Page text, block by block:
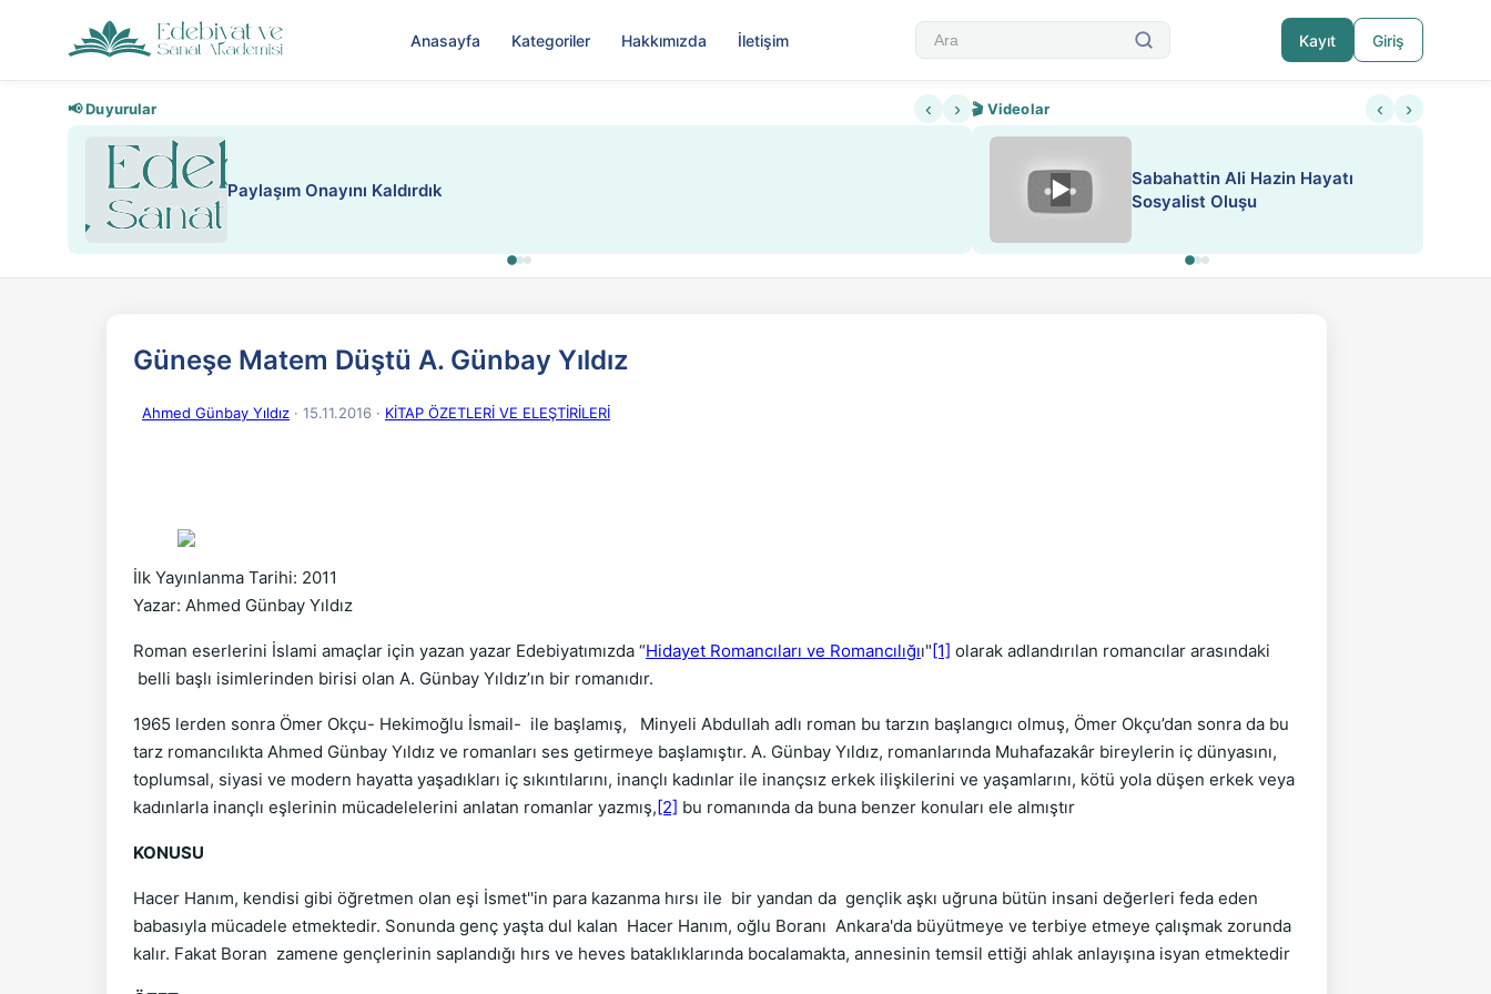
Anasayfa Kategoriler Hakkımızda İletişim Kayıt Giriş
📢 Duyurular ‹ ›
Nadir içeriklere kısıtlama ve kredi sistemi getirildi ESA 'da Sen de Paylaş
🎬 Videolar ‹ ›
▶
ATEŞ YAKMAK KONU ÖZET J.
LONDON
Güneşe Matem Düştü A. Günbay Yıldız
Ahmed Günbay Yıldız · 15.11.2016 · KİTAP ÖZETLERİ VE ELEŞTİRİLERİ
İlk Yayınlanma Tarihi: 2011
Yazar: Ahmed Günbay Yıldız
Roman eserlerini İslami amaçlar için yazan yazar Edebiyatımızda “Hidayet Romancıları ve Romancılığıı"[1] olarak adlandırılan romancılar arasındaki
belli başlı isimlerinden birisi olan A. Günbay Yıldız’ın bir romanıdır.
1965 lerden sonra Ömer Okçu- Hekimoğlu İsmail- ile başlamış, Minyeli Abdullah adlı roman bu tarzın başlangıcı olmuş, Ömer Okçu’dan sonra da bu
tarz romancılıkta Ahmed Günbay Yıldız ve romanları ses getirmeye başlamıştır. A. Günbay Yıldız, romanlarında Muhafazakâr bireylerin iç dünyasını,
toplumsal, siyasi ve modern hayatta yaşadıkları iç sıkıntılarını, inançlı kadınlar ile inançsız erkek ilişkilerini ve yaşamlarını, kötü yola düşen erkek veya
kadınlarla inançlı eşlerinin mücadelelerini anlatan romanlar yazmış,[2] bu romanında da buna benzer konuları ele almıştır
KONUSU
Hacer Hanım, kendisi gibi öğretmen olan eşi İsmet''in para kazanma hırsı ile bir yandan da gençlik aşkı uğruna bütün insani değerleri feda eden
babasıyla mücadele etmektedir. Sonunda genç yaşta dul kalan Hacer Hanım, oğlu Boranı Ankara'da büyütmeye ve terbiye etmeye çalışmak zorunda
kalır. Fakat Boran zamene gençlerinin saplandığı hırs ve heves bataklıklarında bocalamakta, annesinin temsil ettiği ahlak anlayışına isyan etmektedir